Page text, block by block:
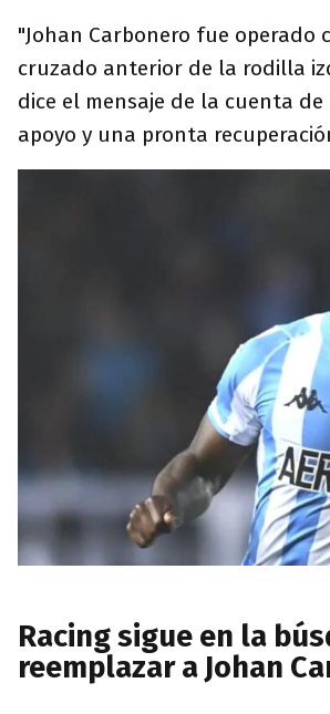
"Johan Carbonero fue
cruzado anterior de la rodilla
dice el mensaje de la cuenta
apoyo y una pronta
Racing sigue en la
reemplazar a Johan